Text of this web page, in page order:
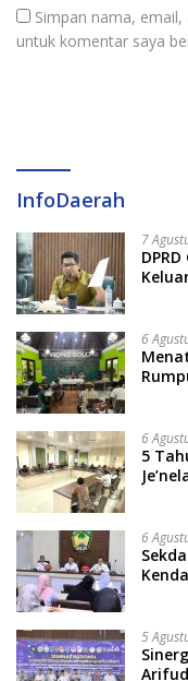
Simpan nama,
untuk komentar saya
InfoDaerah
7
6
Soal
6
5
6
5